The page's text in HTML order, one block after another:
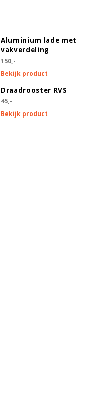
Aluminium lade met
vakverdeling
150,-
Bekijk product
Draadrooster RVS
45,-
Bekijk product